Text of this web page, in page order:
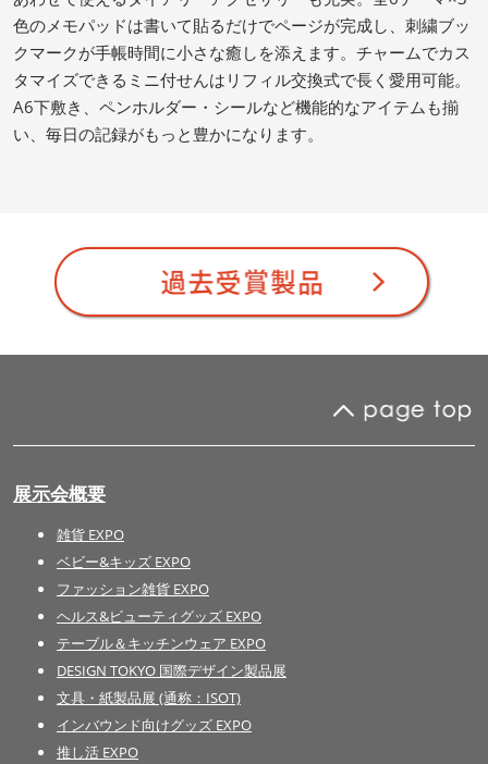
色のメモパッドは書いて貼るだけでページが完成し、刺繍ブッ
クマークが手帳時間に小さな癒しを添えます。チャームでカス
タマイズできるミニ付せんはリフィル交換式で長く愛用可能。
A6下敷き、ペンホルダー・シールなど機能的なアイテムも揃
い、毎日の記録がもっと豊かになります。
展示会概要
雑貨 EXPO
ベビー&キッズ EXPO
ファッション雑貨 EXPO
ヘルス&ビューティグッズ EXPO
テーブル＆キッチンウェア EXPO
DESIGN TOKYO 国際デザイン製品展
文具・紙製品展 (通称：ISOT)
インバウンド向けグッズ EXPO
推し活 EXPO